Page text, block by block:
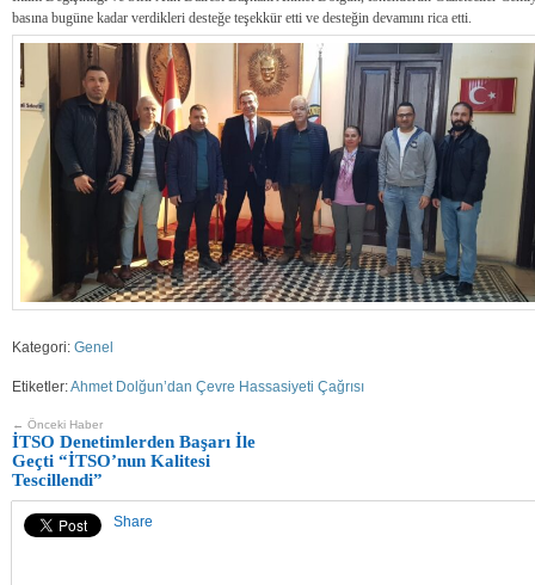
basına bugüne kadar verdikleri desteğe teşekkür etti ve desteğin devamını rica etti.
Kategori: Genel
Etiketler:Ahmet Dolğun’dan Çevre Hassasiyeti Çağrısı
← Önceki Haber
İTSO Denetimlerden Başarı İle
Geçti “İTSO’nun Kalitesi
Tescillendi”
Share